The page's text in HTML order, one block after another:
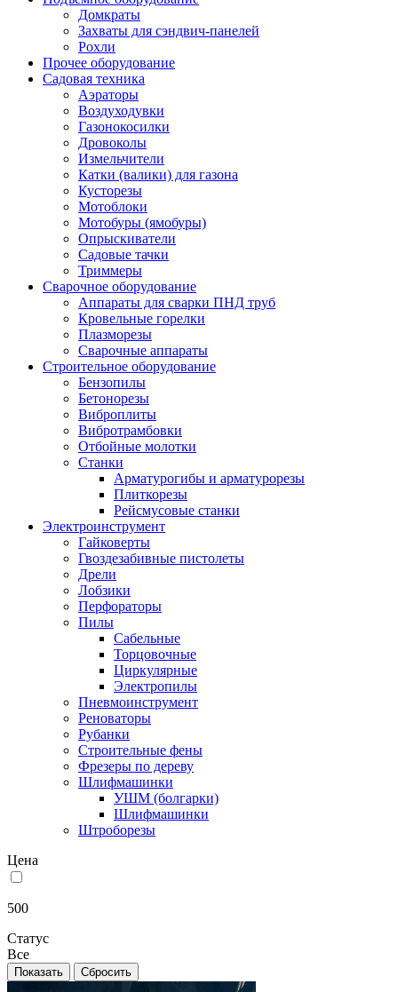
Домкраты
Захваты для сэндвич-панелей
Рохли
Прочее оборудование
Садовая техника
Аэраторы
Воздуходувки
Газонокосилки
Дровоколы
Измельчители
Катки (валики) для газона
Кусторезы
Мотоблоки
Мотобуры (ямобуры)
Опрыскиватели
Садовые тачки
Триммеры
Сварочное оборудование
Аппараты для сварки ПНД труб
Кровельные горелки
Плазморезы
Сварочные аппараты
Строительное оборудование
Бензопилы
Бетонорезы
Виброплиты
Вибротрамбовки
Отбойные молотки
Станки
Арматурогибы и арматурорезы
Плиткорезы
Рейсмусовые станки
Электроинструмент
Гайковерты
Гвоздезабивные пистолеты
Дрели
Лобзики
Перфораторы
Пилы
Сабельные
Торцовочные
Циркулярные
Электропилы
Пневмоинструмент
Реноваторы
Рубанки
Строительные фены
Фрезеры по дереву
Шлифмашинки
УШМ (болгарки)
Шлифмашинки
Штроборезы
Цена
500
Статус
Все